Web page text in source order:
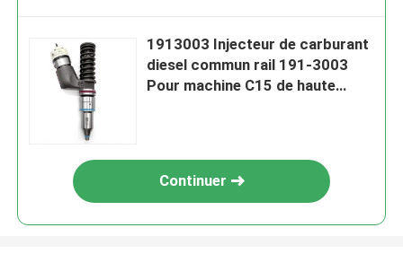
1913003 Injecteur de carburant
diesel commun rail 191-3003
Pour machine C15 de haute
Continuer